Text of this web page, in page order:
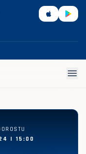
menu
1:9
| 15:00